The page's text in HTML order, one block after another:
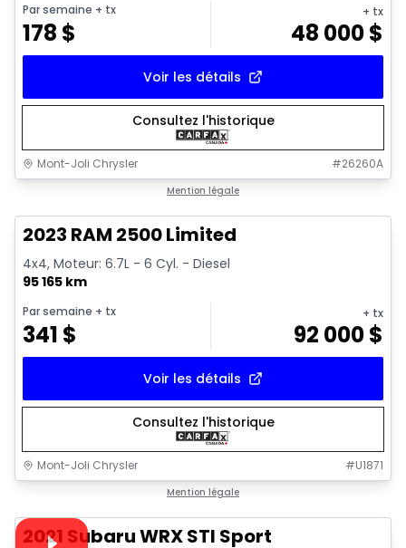
Par semaine + tx
178 $
+ tx
48 000$
Voir les détails
Consultez l'historique
Mont-Joli Chrysler #26260A
Mention légale
2023 RAM 2500 Limited
4x4, Moteur: 6.7L - 6 Cyl. - Diesel
95 165 km
Par semaine + tx
341 $
+ tx
92 000$
Voir les détails
Consultez l'historique
Mont-Joli Chrysler #U1871
Mention légale
Vidéo disponible
2021 Subaru WRX STI Sport